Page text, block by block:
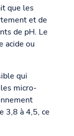
que les
et de
de pH. Le
acide ou
qui
micro-
3,8 à 4,5, ce